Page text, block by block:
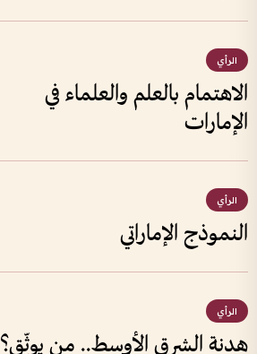
الرأي
الاهتمام بالعلم والعلماء في
الإمارات
الرأي
النموذج الإماراتي
الرأي
هدنة الشرق الأوسط.. من يوثّق؟